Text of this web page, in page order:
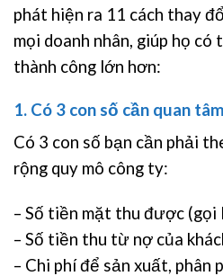
phát hiện ra 11 cách thay
mọi doanh nhân, giúp họ
thành công lớn hơn:
1. Có 3 con số cần quan
Có 3 con số bạn cần phải
rộng quy mô công ty:
– Số tiền mặt thu được (gọi
– Số tiền thu từ nợ của
– Chi phí để sản xuất, phân